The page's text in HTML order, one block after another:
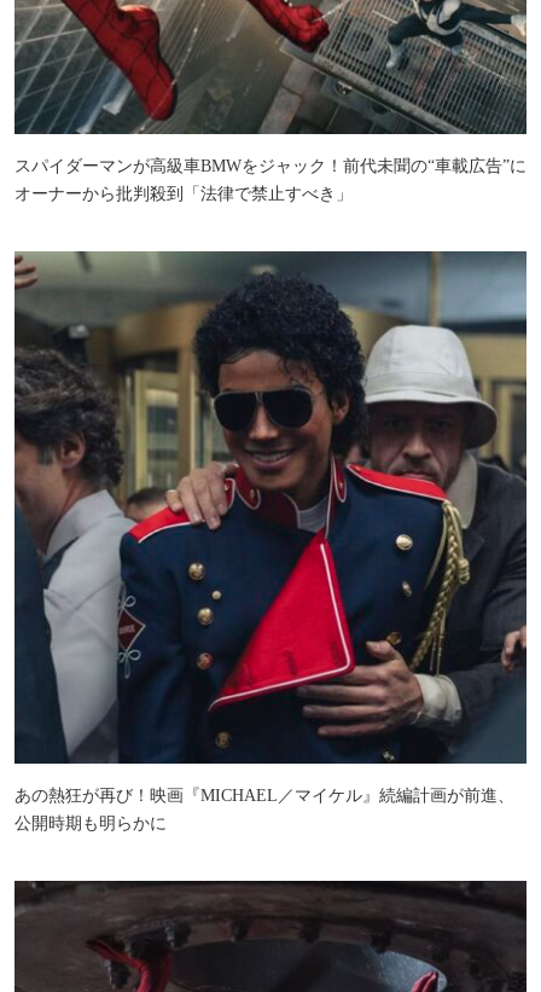
スパイダーマンが高級車BMWをジャック！前代未聞の“車載広告”に
オーナーから批判殺到「法律で禁止すべき」
あの熱狂が再び！映画『MICHAEL／マイケル』続編計画が前進、
公開時期も明らかに